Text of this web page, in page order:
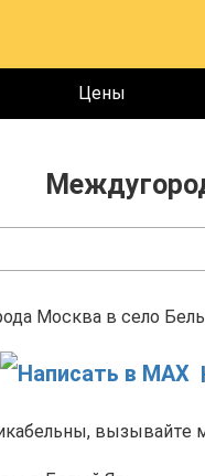
Цены
Москва в село
вызывайте